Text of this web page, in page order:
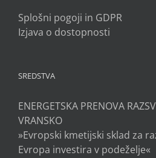
Splošni pogoji in GDPR
Izjava o dostopnosti
SREDSTVA
ENERGETSKA PRENOVA
VRANSKO
»Evropski kmetijski sklad za
Evropa investira v podeželje«